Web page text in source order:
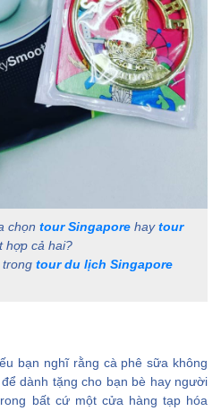
chọn tour Singapore haytour
hợp cả hai?
trong tour du lịch Singapore
bạn nghĩ rằng cà phê sữa không
dành tặng cho bạn bè hay người
bất cứ một cửa hàng tạp hóa